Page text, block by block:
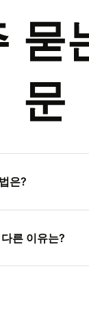
묻
문
은?
른 이유는?